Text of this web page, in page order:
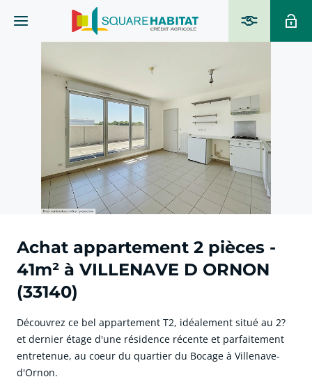
Achat appartement 2 pièces -
41m² à VILLENAVE D ORNON
(33140)
Découvrez ce bel appartement T2, idéalement situé au 2?
et dernier étage d'une résidence récente et parfaitement
entretenue, au coeur du quartier du Bocage à Villenave-
d'Ornon.